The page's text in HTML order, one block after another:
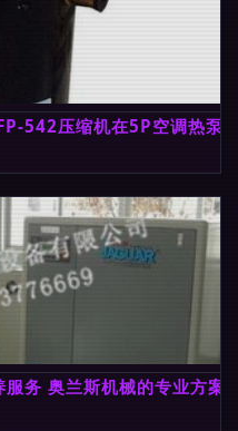
542压缩机在5P空调热泵
务 奥兰斯机械的专业方案